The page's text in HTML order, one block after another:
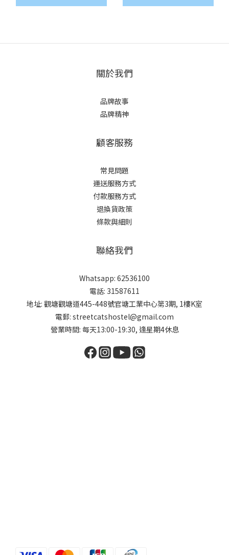
關於我們
品牌故事
品牌精神
顧客服務
常見問題
運送服務方式
付款服務方式
退換貨政策
條款與細則
聯絡我們
Whatsapp: 62536100
電話: 31587611
地址: 觀塘觀塘道445-448號官塘工業中心第3期, 1樓K室
電郵: streetcatshostel@gmail.com
營業時間: 每天13:00-19:30, 逢星期4休息